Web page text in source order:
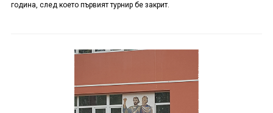
година, след което първият турнир бе закрит.